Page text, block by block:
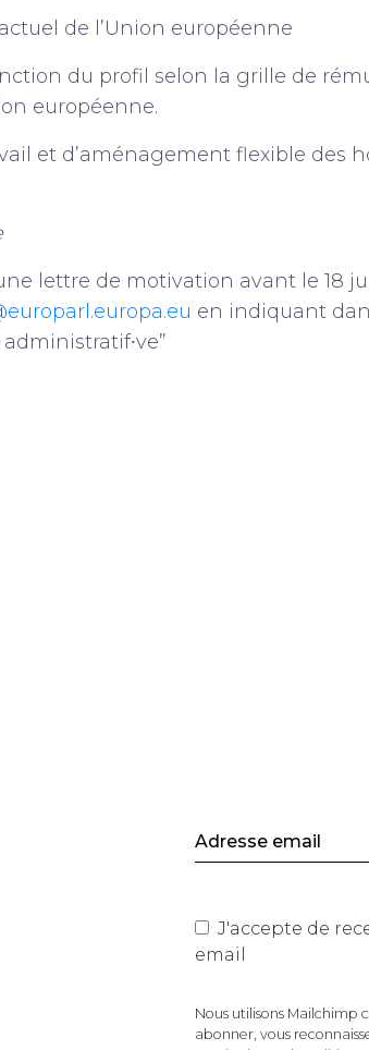
de l’Union européenne
du profil selon la grille de
européenne.
et d’aménagement flexible des
lettre de motivation avant le 18
en indiquant
J'accepte de recevoir les actualités du site
email
Nous utilisons Mailchimp
abonner, vous